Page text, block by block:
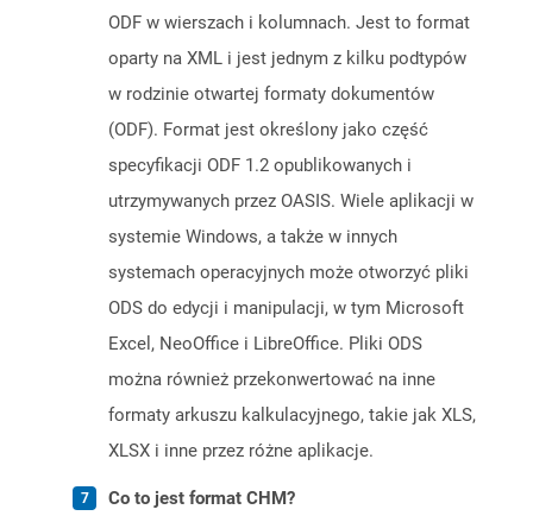
ODF w wierszach i kolumnach. Jest to format
oparty na XML i jest jednym z kilku podtypów
w rodzinie otwartej formaty dokumentów
(ODF). Format jest określony jako część
specyfikacji ODF 1.2 opublikowanych i
utrzymywanych przez OASIS. Wiele aplikacji w
systemie Windows, a także w innych
systemach operacyjnych może otworzyć pliki
ODS do edycji i manipulacji, w tym Microsoft
Excel, NeoOffice i LibreOffice. Pliki ODS
można również przekonwertować na inne
formaty arkuszu kalkulacyjnego, takie jak XLS,
XLSX i inne przez różne aplikacje.
Co to jest format CHM?